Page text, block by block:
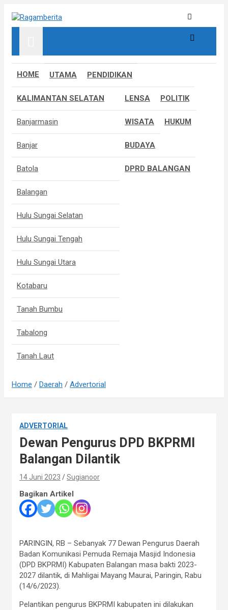
Ragamberita
Informatif, Edukatif & Inpiratif
HOME UTAMA PENDIDIKAN
KALIMANTAN SELATAN
Banjarmasin
Banjar
Batola
Balangan
Hulu Sungai Selatan
Hulu Sungai Tengah
Hulu Sungai Utara
Kotabaru
Tanah Bumbu
Tabalong
Tanah Laut
LENSA POLITIK
WISATA HUKUM
BUDAYA
DPRD BALANGAN
Home Daerah Advertorial
ADVERTORIAL
Dewan Pengurus DPD BKPRMI
Balangan Dilantik
14 Juni 2023 Sugianoor
Bagikan Artikel
PARINGIN, RB – Sebanyak 77 Dewan Pengurus Daerah
Badan Komunikasi Pemuda Remaja Masjid Indonesia
(DPD BKPRMI) Kabupaten Balangan masa bakti 2023-
2027 dilantik, di Mahligai Mayang Maurai, Paringin, Rabu
(14/6/2023).
Pelantikan pengurus BKPRMI kabupaten ini dilakukan